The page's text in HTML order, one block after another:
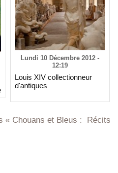
Lundi 10 Décembre 2012 -
12:19
Louis XIV collectionneur
d'antiques
et Bleus : Récits de